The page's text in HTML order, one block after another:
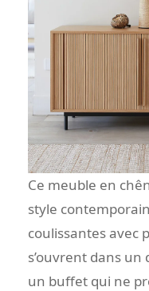
Ce meuble en
style
coulissantes avec
s’ouvrent dans un
un buffet qui ne